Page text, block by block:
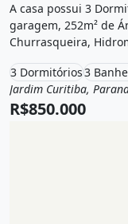
A casa possui 3
garagem, 252m² de
Churrasqueira,
R$850.000.
3 Dormitórios3
Venda
Casa
Jardim Curitiba,
R$850.000